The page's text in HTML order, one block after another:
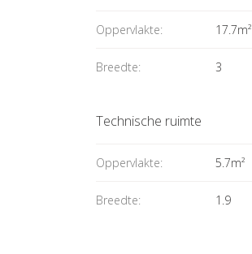
Oppervlakte: 17.7m²
Breedte: 3
Technische ruimte
Oppervlakte: 5.7m²
Breedte: 1.9